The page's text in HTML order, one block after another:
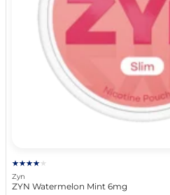
Zyn
ZYN Watermelon Mint 6mg